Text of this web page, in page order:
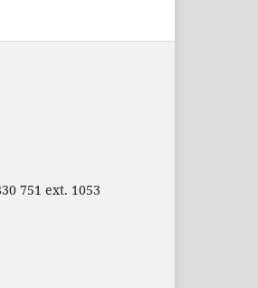
751 ext. 1053